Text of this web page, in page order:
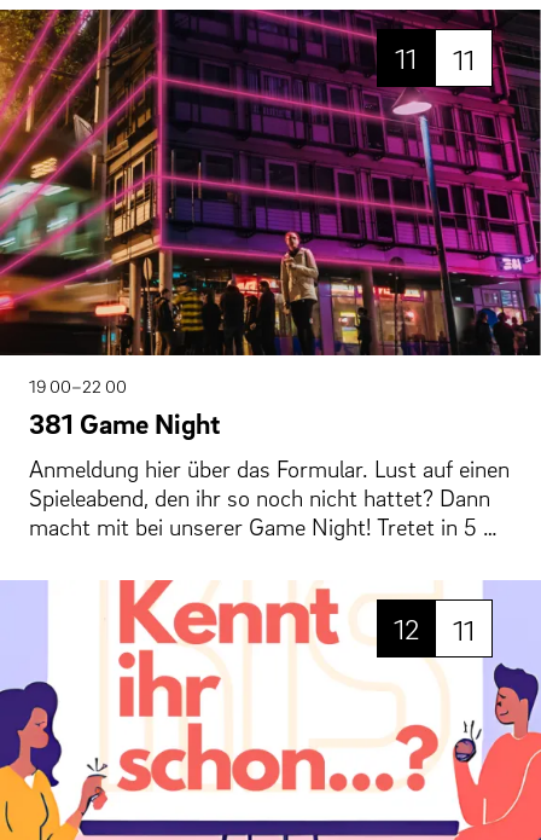
11 11
19 00–22 00
381 Game Night
Anmeldung hier über das Formular. Lust auf einen
Spieleabend, den ihr so noch nicht hattet? Dann
macht mit bei unserer Game Night! Tretet in 5 …
12 11